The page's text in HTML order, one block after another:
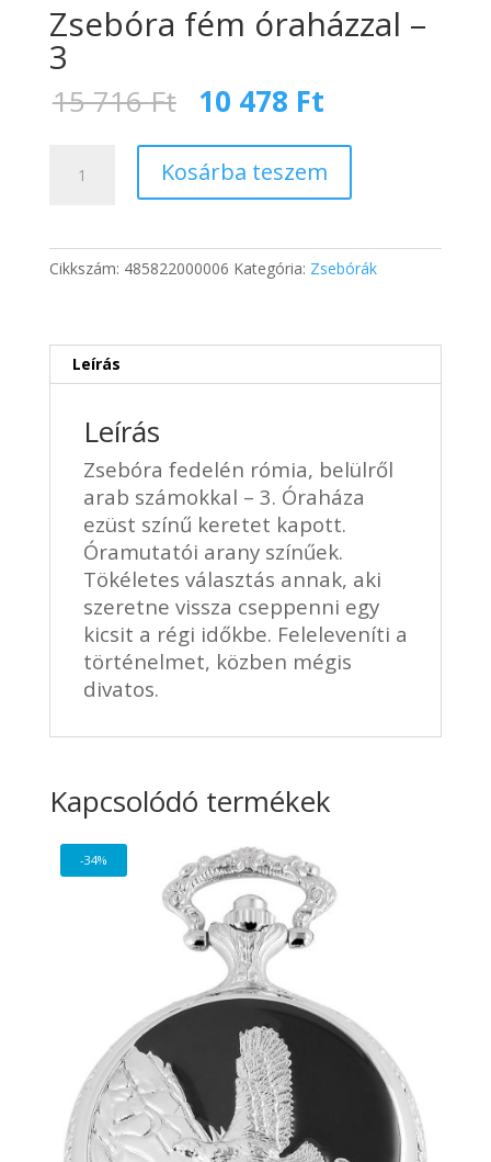
Zsebóra fém óraházzal –
3
15 716Ft Original
price
was:
15
716 Ft.
10 478 Ft
is:
10
478 Ft.
Kosárba teszem
Cikkszám: 485822000006 Kategória: Zsebórák
Leírás
Leírás
Zsebóra fedelén rómia, belülről
arab számokkal – 3. Óraháza
ezüst színű keretet kapott.
Óramutatói arany színűek.
Tökéletes választás annak, aki
szeretne vissza cseppenni egy
kicsit a régi időkbe. Feleleveníti a
történelmet, közben mégis
divatos.
Kapcsolódó termékek
-34%